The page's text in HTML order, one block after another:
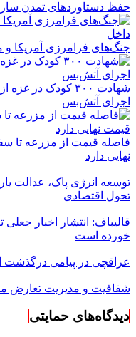
حفظ دستاوردهای تمدن ساز
جنگ‌های فرامرزی آمریکا
شهادت ۳۰۰ کودک
اجرای آتش‌بس
فاصله قیمت از مزرعه تا
نهایی دارد
توسعه انرژی پاک، عدالت
تحول اقتصادی
قالیباف: انتشار اخبار
خورده است
عراقچی در پیامی درگذشت
شفافیت و مدیریت تعارض
دیدگاه‌های حمایتی